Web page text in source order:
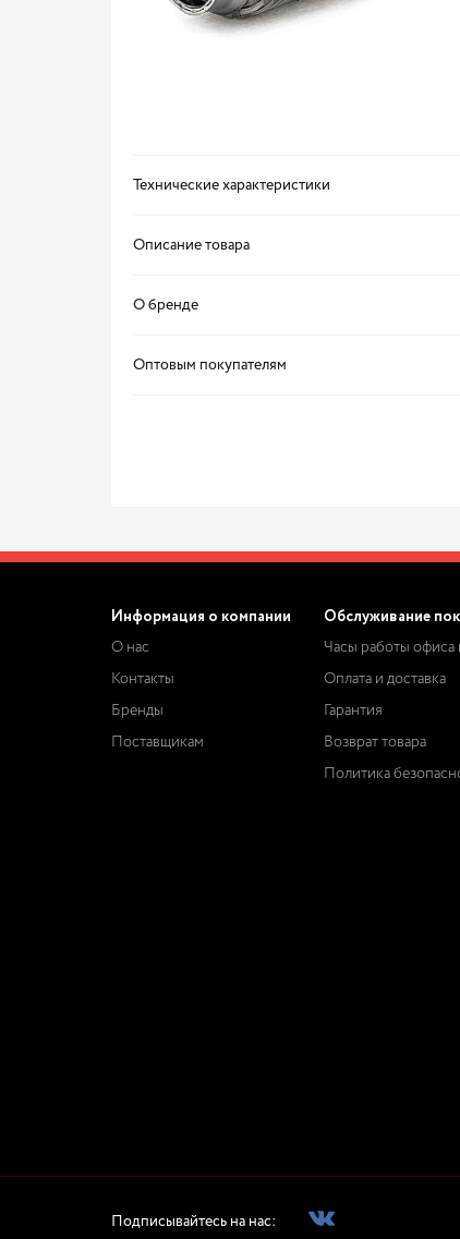
Технические характеристики
Описание товара
О бренде
Оптовым покупателям
Информация о компании
О нас
Контакты
Бренды
Поставщикам
Обслуживание
Часы работы
Оплата и доставка
Гарантия
Возврат товара
Политика
Подписывайтесь на нас: